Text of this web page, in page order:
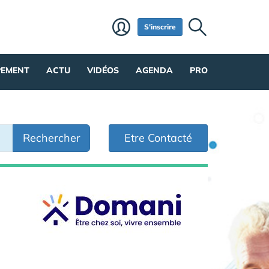
S'inscrire
ACTU VIDÉOS AGENDA PRO
Rechercher Etre Contacté